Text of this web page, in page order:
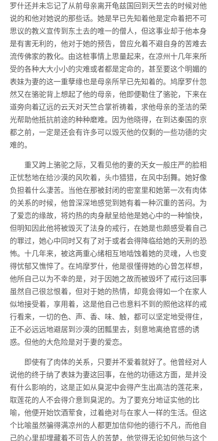
罗什还并未忘记了从前母亲离开龟兹国回到天竺去的时候对他
说的和他对她说的那些话。她是早已先知着他是定命着把不可
思议的教义宣传到东土去的唯一的僧人，但这事业却于他本身
是有害无利的，他对于她的预告，曾应允着不避自身的苦难去
流传佛家的教化。由这桩事情上思量起来，在凉州十几年来所
受的各种大大小小的灾难或者都是定命的，甚至要这个明媚的
表妹为妻的这一重孽缘也是母亲所早已先知着的。鸠摩罗什忽
然又在骆驼背上想起了他的母亲，他即便勒住了骆驼，下来在
道旁向着辽远的云天对天竺合掌祈祷着，求他母亲的圣洁的荣
光帮助他抵抗前途的种种磨难。因为他晓得，在到达秦国的京
都之前，一定是还会有许多可以毁灭他的仅剩的一些功德的灾
难的。
重又跨上骆驼之际，又看见他的妻的天女一般庄严的脸相
正忧愁地在给沙漠的风吹着，头巾猎猎，在风中刮舞。她好像
负担着什么凄苦。当他在那被封闭的密室里和她第一次有肉体
的关系的时候，他曾深深地感觉到她有着一种沉重的苦闷。为
了爱恋的缘故，将灼热的肉身献呈给他是她心中的一种愉快，
但明知因此他将被毁灭了法身的戒行，在她是也颇感受着自己
的罪过，她心中同时又有了对于或者会得降临给她的天刑的恐
怖。十几年来，被这两重心绪相互地啮蚀着她的灵魂，人也变
得忧郁又憔悴了。在鸠摩罗什，他是很懂得她的心曾怎样想，
他所自己以为不幸的是，对于因她之故而被毁坏了戒行这回事
虽然自己很忿恨着，但对于她的热情，却竟会得如一个在家人
似地接受着，享用着，这是他自己也意料不到的照他这样的戒
行看来，一切的色、声、香、味、触，都可以坚定地受得住，
正不必远远地避居到沙漠的团瓢里去，刻意地离绝官感的诱
惑。但他的大危险是对于妻的爱恋。
即使有了肉体的关系，只要并不爱着就好了。他曾经对人
说他的终于纳了表妹为妻这回事，在他的功德这方面，是并没
有什么影响的，这是正如从臭泥中会得产生出高洁的莲花来，
取莲花的人不会得介意到臭泥的。为了要充分地证实他的比
喻，他便开始饮酒荤食，过着绝对与在家人一样的生活。但这
个比喻虽然骗得满凉州的人都更加信仰他的德行不凡，而他自
己的心里却埋藏着不可告人的苦楚，他觉得无论如何他与这个